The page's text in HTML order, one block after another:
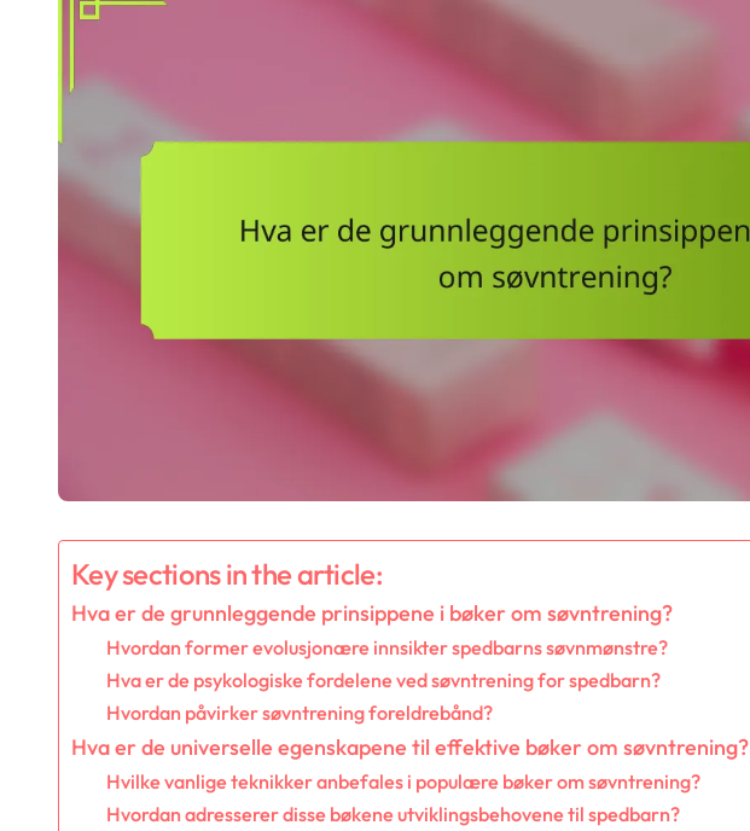
Key sections in the article:
Hva er de grunnleggende prinsippene i bøker om søvntrening?
Hvordan former evolusjonære innsikter spedbarns søvnmønstre?
Hva er de psykologiske fordelene ved søvntrening for spedbarn?
Hvordan påvirker søvntrening foreldrebånd?
Hva er de universelle egenskapene til effektive bøker om søvntrening?
Hvilke vanlige teknikker anbefales i populære bøker om søvntrening?
Hvordan adresserer disse bøkene utviklingsbehovene til spedbarn?